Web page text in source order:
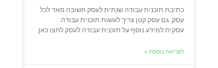
כתיבת תוכנית עבודה שנתית לעסק חשובה מאד לכל
עסק. גם עסק קטן צריך לעשות תוכנית עבודה
עסקית.למידע נוסף על תוכנית עבודה לעסק לחצו כאן.
לקריאה נוספת »